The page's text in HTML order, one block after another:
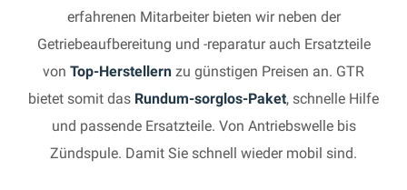
erfahrenen Mitarbeiter bieten wir neben der
Getriebeaufbereitung und -reparatur auch Ersatzteile
von Top-Herstellern zu günstigen Preisen an. GTR
bietet somit das Rundum-sorglos-Paket, schnelle Hilfe
und passende Ersatzteile. Von Antriebswelle bis
Zündspule. Damit Sie schnell wieder mobil sind.